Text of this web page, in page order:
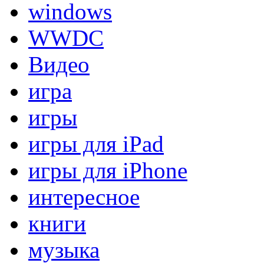
windows
WWDC
Видео
игра
игры
игры для iPad
игры для iPhone
интересное
книги
музыка